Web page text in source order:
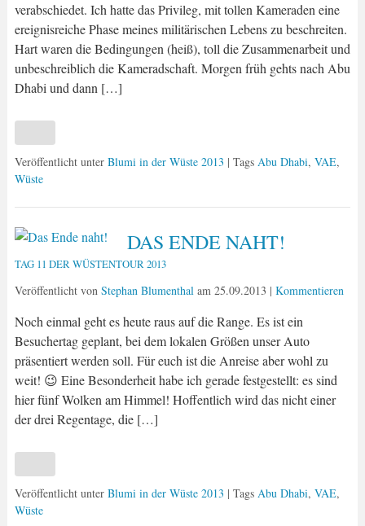
verabschiedet. Ich hatte das Privileg, mit tollen Kameraden eine
ereignisreiche Phase meines militärischen Lebens zu beschreiten.
Hart waren die Bedingungen (heiß), toll die Zusammenarbeit und
unbeschreiblich die Kameradschaft. Morgen früh gehts nach Abu
Dhabi und dann […]
Veröffentlicht unter Blumi in der Wüste 2013 | Tags Abu Dhabi, VAE,
Wüste
DAS ENDE NAHT!
TAG 11 DER WÜSTENTOUR 2013
Veröffentlicht von Stephan Blumenthalam 25.09.2013 | Kommentieren
Noch einmal geht es heute raus auf die Range. Es ist ein
Besuchertag geplant, bei dem lokalen Größen unser Auto
präsentiert werden soll. Für euch ist die Anreise aber wohl zu
weit! 😉 Eine Besonderheit habe ich gerade festgestellt: es sind
hier fünf Wolken am Himmel! Hoffentlich wird das nicht einer
der drei Regentage, die […]
Veröffentlicht unter Blumi in der Wüste 2013 | Tags Abu Dhabi, VAE,
Wüste